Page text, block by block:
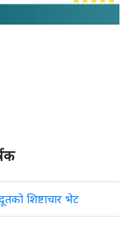
शिष्टाचार भेट